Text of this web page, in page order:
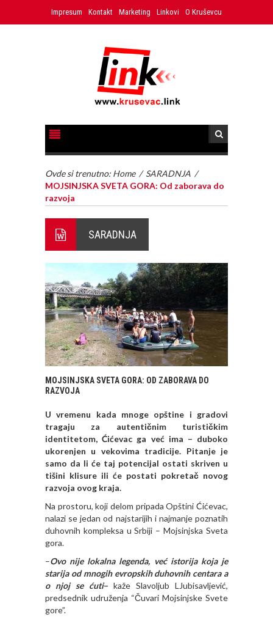
Impresum Kontakt Marketing Linkovi O Kruševcu
Ovde si trenutno: Home / SARADNJA /
MOJSINJSKA SVETA GORA: Od zaborava do
razvoja
SARADNJA
MOJSINJSKA SVETA GORA: OD ZABORAVA DO
RAZVOJA
U vremenu kada mnoge opštine i gradovi
tragaju za autentičnim turističkim
identitetom, Ćićevac ga već ima – duboko
ukorenjen u vekovima tradicije. Pitanje je
samo da li će taj potencijal ostati skriven u
tišini klisure ili će postati pokretač novog
razvoja ovog kraja.
Na prostoru, koji delom pripada Opštini Ćićevac,
nalazi se jedan od najstarijih i najmanje poznatih
duhovnih kompleksa u Srbiji – Mojsinjska Sveta
gora.
–Ovo nije lokalna legenda, već istorija koja je
starija od mnogih evropskih duhovnih centara a
o njoj se ćuti– kaže Slavoljub LJubisavljević,
predsednik udruženja “Čuvari Mojsinjske Svete
gore”.